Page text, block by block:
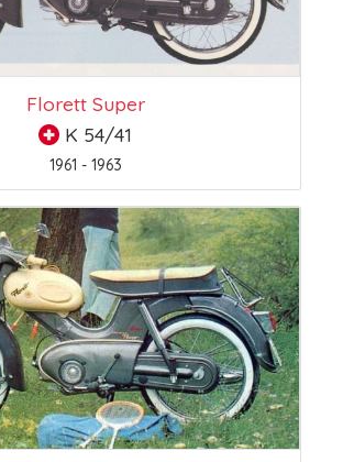
Florett Super
K 54/41
1961 - 1963